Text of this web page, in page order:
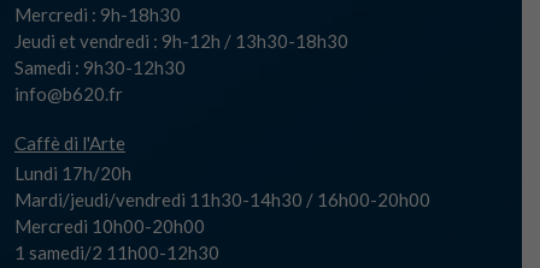
Mercredi : 9h-18h30
Jeudi et vendredi : 9h-12h / 13h30-18h30
Samedi : 9h30-12h30
info@b620.fr
Caffè di l'Arte
Lundi 17h/20h
Mardi/jeudi/vendredi 11h30-14h30 / 16h00-20h00
Mercredi 10h00-20h00
1 samedi/2 11h00-12h30